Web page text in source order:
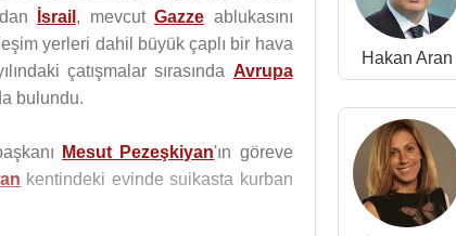
İsrail , mevcut Gazze ablukasını
yerleri dahil büyük çaplı bir hava
çatışmalar sırasında Avrupa
bulundu.
Mesut Pezeşkiyan'ın göreve
kentindeki evinde suikasta kurban
Hakan Aran